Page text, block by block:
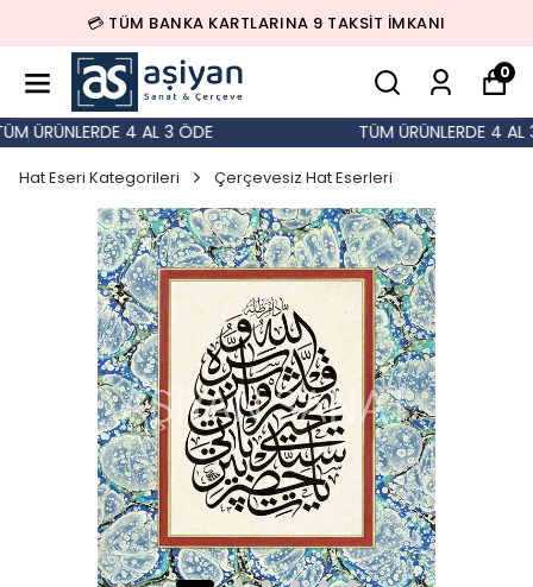
💳 TÜM BANKA KARTLARINA 9 TAKSİT İMKANI
0
ÜRÜNLERDE 4 AL 3 ÖDE TÜM ÜRÜNLERDE 4 AL 3
Hat Eseri Kategorileri Çerçevesiz Hat Eserleri